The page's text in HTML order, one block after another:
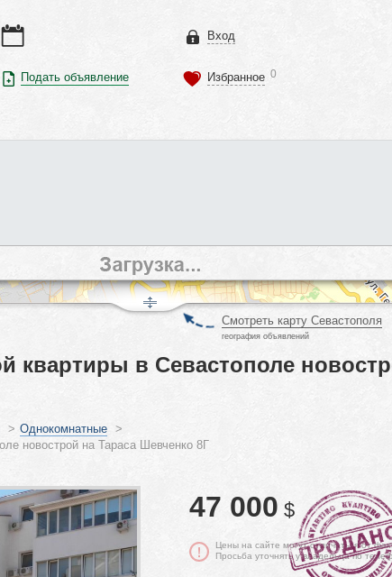
Подать объявление
Вход
Избранное 0
Смотреть карту Севастополя
география объявлений
квартиры в Севастополе
> Однокомнатные >
новострой на Тараса Шевченко 8Г
47 000 $
Цены на сайте могут отличаться от
Просьба уточнять у владельца по